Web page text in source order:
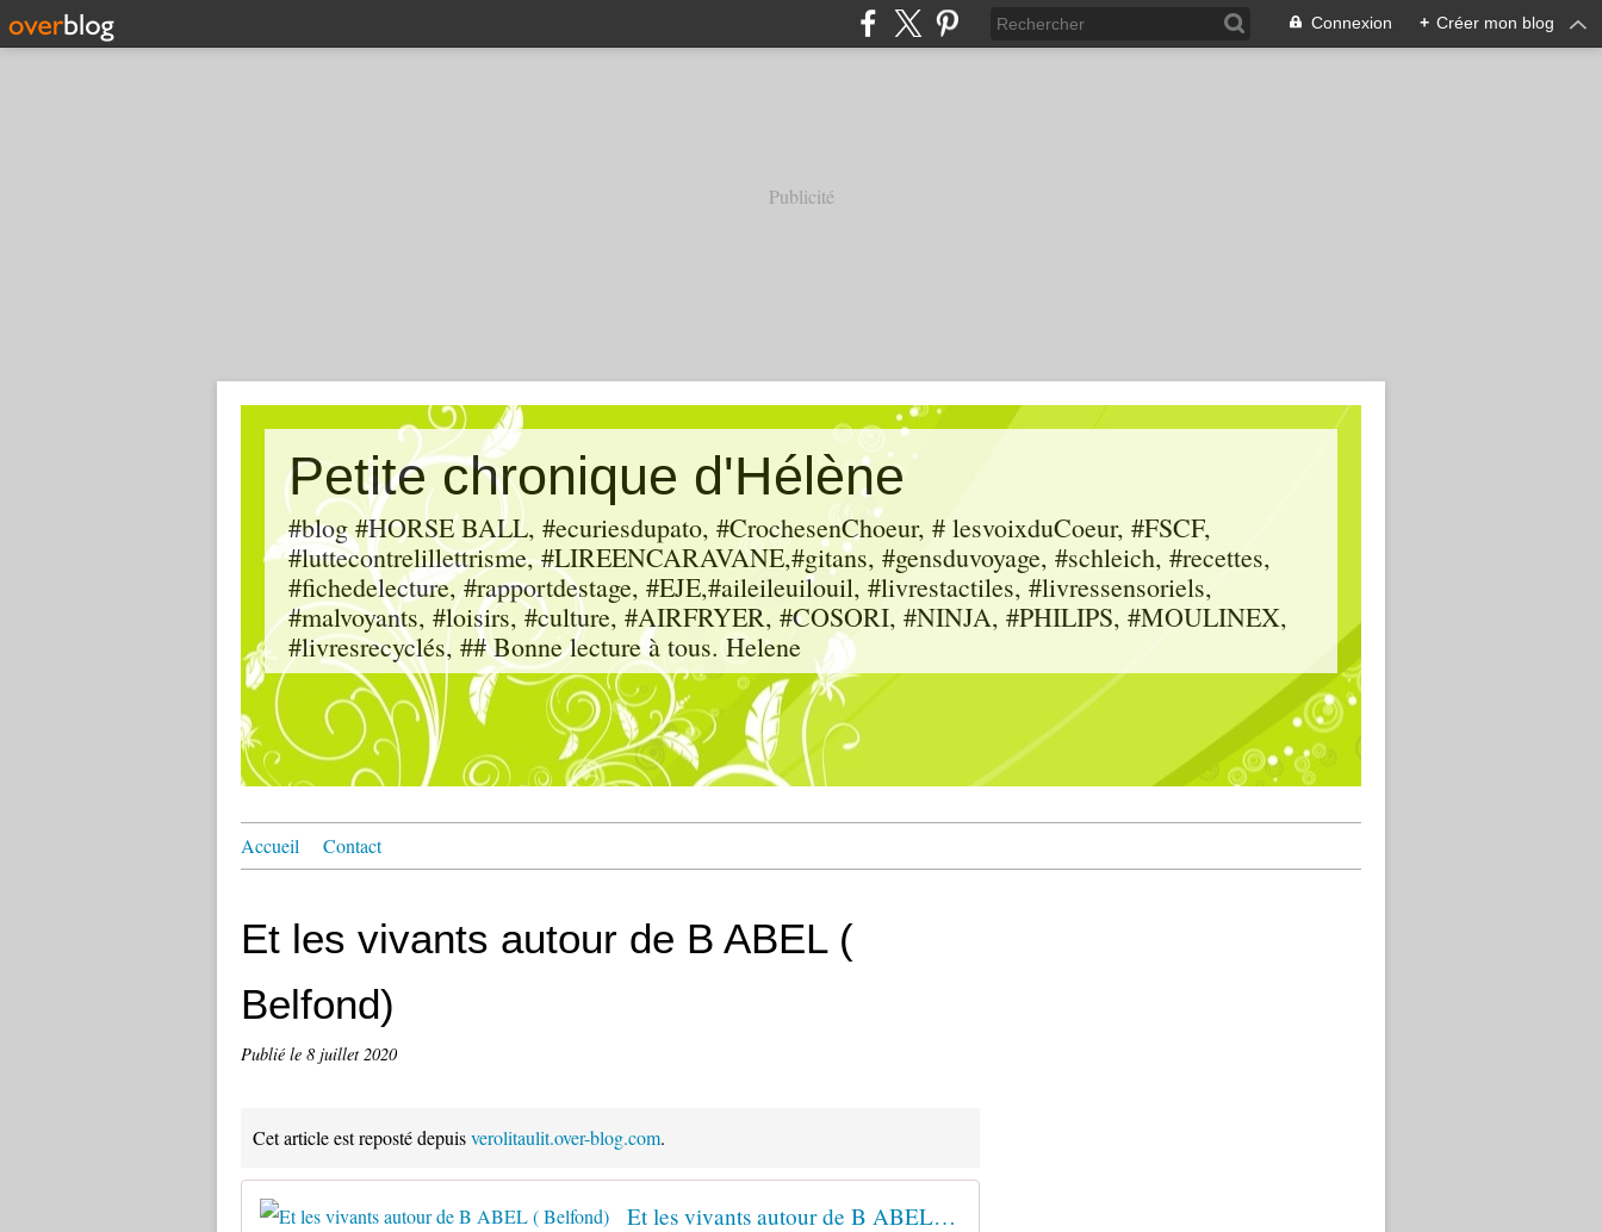
Connexion + Créer mon blog
Publicité
Petite chronique d'Hélène
#blog #HORSE BALL, #ecuriesdupato, #CrochesenChoeur, # lesvoixduCoeur, #FSCF,
#luttecontrelillettrisme, #LIREENCARAVANE,#gitans, #gensduvoyage, #schleich, #recettes,
#fichedelecture, #rapportdestage, #EJE,#aileileuilouil, #livrestactiles, #livressensoriels,
#malvoyants, #loisirs, #culture, #AIRFRYER, #COSORI, #NINJA, #PHILIPS, #MOULINEX,
#livresrecyclés, ## Bonne lecture à tous. Helene
Accueil Contact
Et les vivants autour de B ABEL (
Belfond)
Publié le 8 juillet 2020
Cet article est reposté depuisverolitaulit.over-blog.com.
Et les vivants autour de B ABEL ( Belfond)